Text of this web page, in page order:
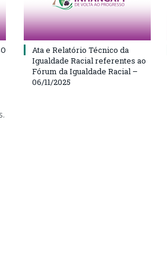
Ata e Relatório Técnico da
Igualdade Racial referentes ao
Fórum da Igualdade Racial –
06/11/2025